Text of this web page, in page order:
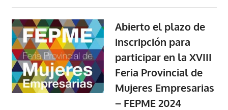
Abierto el plazo de
inscripción para
participar en la XVIII
Feria Provincial de
Mujeres Empresarias
– FEPME 2024